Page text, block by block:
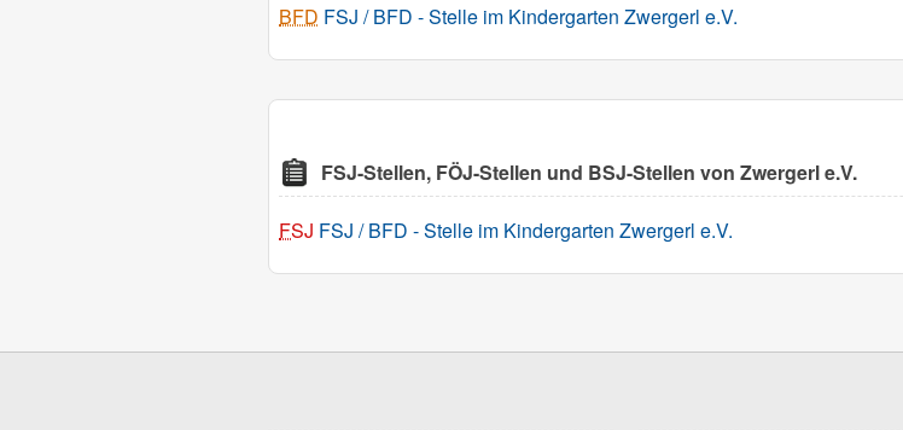
BFD FSJ / BFD - Stelle im Kindergarten Zwergerl e.V.
FSJ-Stellen, FÖJ-Stellen und BSJ-Stellen von Zwergerl e.V.
FSJ FSJ / BFD - Stelle im Kindergarten Zwergerl e.V.